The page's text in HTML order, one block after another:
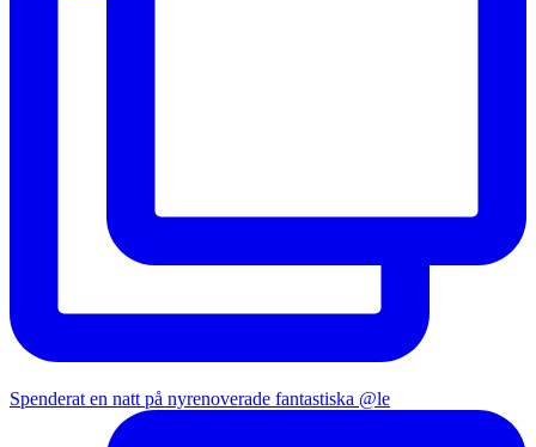
Spenderat en natt på nyrenoverade fantastiska @le